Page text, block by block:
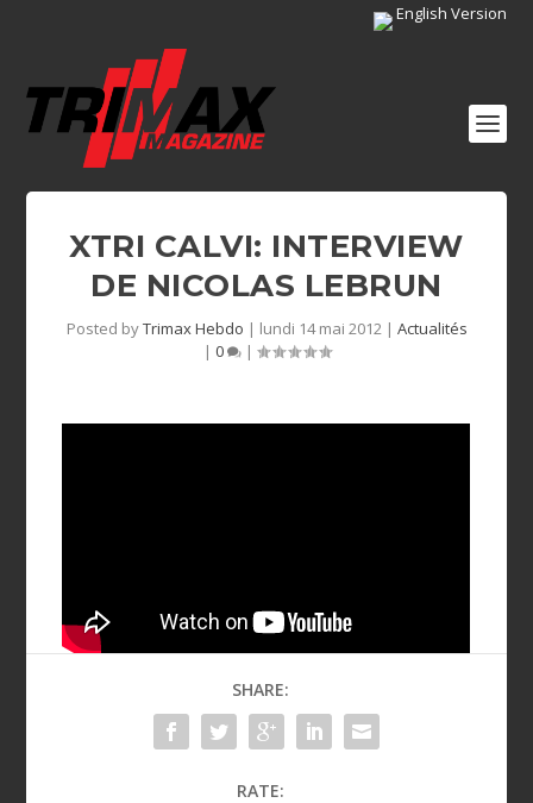
English Version
XTRI CALVI: INTERVIEW
DE NICOLAS LEBRUN
Posted byTrimax Hebdo | lundi 14 mai 2012| Actualités
| 0 |
SHARE:
RATE: